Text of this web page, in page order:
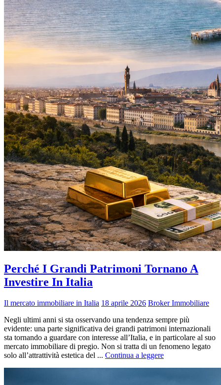
Perché I Grandi Patrimoni Tornano A
Investire In Italia
Il mercato immobiliare in Italia 18 aprile 2026 Broker Immobiliare
Negli ultimi anni si sta osservando una tendenza sempre più
evidente: una parte significativa dei grandi patrimoni internazionali
sta tornando a guardare con interesse all’Italia, e in particolare al suo
mercato immobiliare di pregio. Non si tratta di un fenomeno legato
solo all’attrattività estetica del ... Continua a leggere